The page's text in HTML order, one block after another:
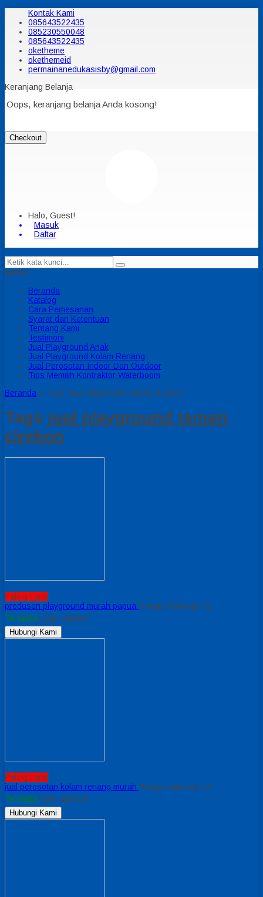
Kontak Kami
085643522435
085230550048
085643522435
oketheme
okethemeid
permainanedukasisby@gmail.com
Keranjang Belanja
Oops, keranjang belanja Anda kosong!
Checkout
Halo, Guest!
Masuk
Daftar
MENU
Beranda
Katalog
Cara Pemesanan
Syarat dan Ketentuan
Tentang Kami
Testimoni
Jual Playground Anak
Jual Playground Kolam Renang
Jual Perosotan Indoor Dan Outdoor
Tips Memilih Kontraktor Waterboom
Beranda » Tags "jual playground taman cirebon"
Tags jual playground taman
cirebon
Paling Laris
produsen playground murah papua *Harga Hubungi CS
Tersedia / pgn outdoor
Hubungi Kami
Paling Laris
jual perosotan kolam renang murah *Harga Hubungi CS
Tersedia / prs spiral B
Hubungi Kami